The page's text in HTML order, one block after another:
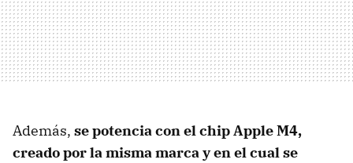
Además, se potencia con el chipApple M4,
creado por la misma marca y en el cual se